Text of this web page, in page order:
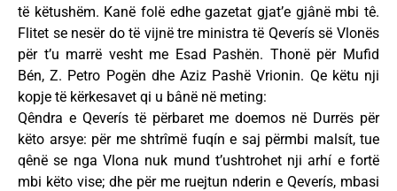
të këtushëm. Kanë folë edhe gazetat gjat’e gjânë mbi tê.
Flitet se nesër do të vijnë tre ministra të Qeverís së Vlonës
për t’u marrë vesht me Esad Pashën. Thonë për Mufid
Bén, Z. Petro Pogën dhe Aziz Pashë Vrionin. Qe këtu nji
kopje të kërkesavet qi u bânë në meting:
Qêndra e Qeverís të përbaret me doemos në Durrës për
këto arsye: për me shtrîmë fuqín e saj përmbi malsít, tue
qênë se nga Vlona nuk mund t’ushtrohet nji arhí e fortë
mbi këto vise; dhe për me ruejtun nderin e Qeverís, mbasi